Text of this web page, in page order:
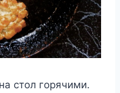
стол горячими.